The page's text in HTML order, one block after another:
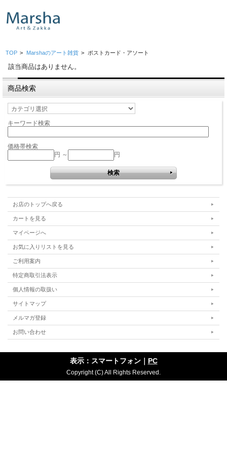
TOP > Marshaのアート雑貨 > ポストカード・アソート
該当商品はありません。
商品検索
キーワード検索
価格帯検索
円 ～
円
お店のトップへ戻る
カートを見る
マイページへ
お気に入りリストを見る
ご利用案内
特定商取引法表示
個人情報の取扱い
サイトマップ
メルマガ登録
お問い合わせ
表示：スマートフォン｜ PC
Copyright (C) All Rights Reserved.